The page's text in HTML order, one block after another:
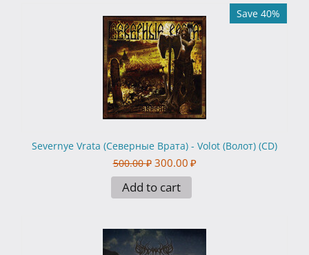
Save 40%
Severnye Vrata (Северные Врата) - Volot (Волот) (CD)
500.00 ₽ 300.00 ₽
Add to cart